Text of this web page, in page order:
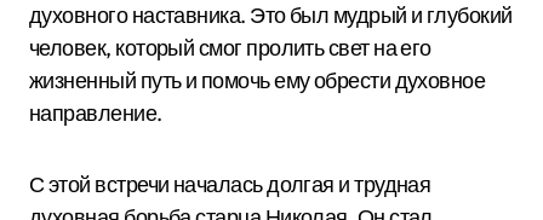
духовного наставника. Это был мудрый и глубокий
человек, который смог пролить свет на его
жизненный путь и помочь ему обрести духовное
направление.
С этой встречи началась долгая и трудная